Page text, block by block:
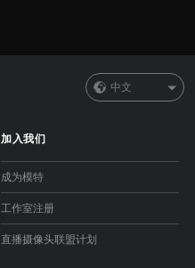
中文
加入我们
成为模特
工作室注册
直播摄像头联盟计划